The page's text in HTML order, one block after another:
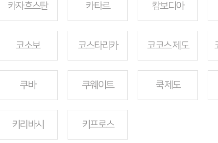
카자흐스탄 카타르 캄보디아
코소보 코스타리카 코코스 제도
쿠바 쿠웨이트 쿡 제도
키리바시 키프로스